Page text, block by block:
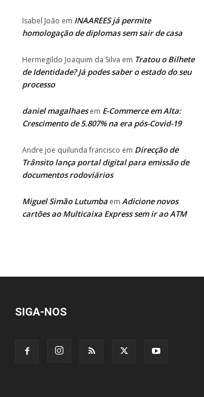
Isabel João em INAAREES já permite
homologação de diplomas sem sair de casa
Hermegildo Joaquim da Silva em Tratou o Bilhete
de Identidade? Já podes saber o estado do seu
processo
daniel magalhaesem E-Commerce em Alta:
Crescimento de 5.807% na era pós-Covid-19
Andre joe quilunda francisco em Direcção de
Trânsito lança portal digital para emissão de
documentos rodoviários
Miguel Simão Lutumba em Adicione novos
cartões ao Multicaixa Express sem ir ao ATM
SIGA-NOS